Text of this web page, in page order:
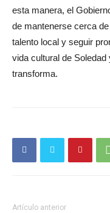
esta manera, el
de mantenerse cerca
talento local y seguir
vida cultural de
transforma.
Artículo anterior